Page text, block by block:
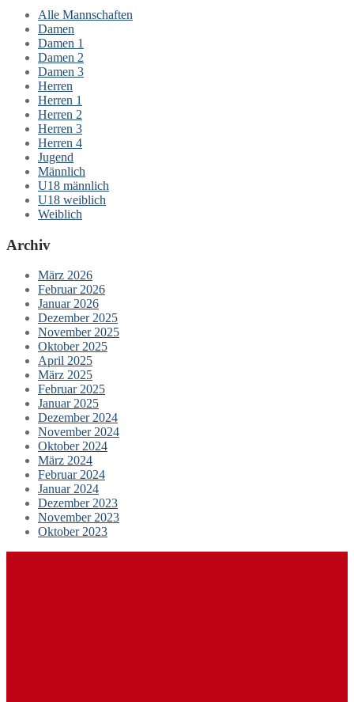
Alle Mannschaften
Damen
Damen 1
Damen 2
Damen 3
Herren
Herren 1
Herren 2
Herren 3
Herren 4
Jugend
Männlich
U18 männlich
U18 weiblich
Weiblich
Archiv
März 2026
Februar 2026
Januar 2026
Dezember 2025
November 2025
Oktober 2025
April 2025
März 2025
Februar 2025
Januar 2025
Dezember 2024
November 2024
Oktober 2024
März 2024
Februar 2024
Januar 2024
Dezember 2023
November 2023
Oktober 2023